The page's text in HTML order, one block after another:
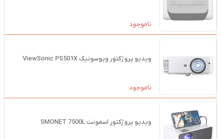
ناموجود
ویدیو پروژکتور ویوسونیک ViewSonic PS501X
ناموجود
ویدیو پروژکتور اسمونت SMONET 7500L